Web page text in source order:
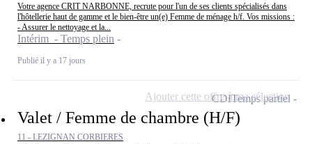
Votre agence CRIT NARBONNE, recrute pour l'un de ses clients spécialisés dans
l'hôtellerie haut de gamme et le bien-être un(e) Femme de ménage h/f. Vos missions :
- Assurer le nettoyage et la...
Intérim - Temps plein
Publié il y a 17 jours
Valet / Femme de chambre (H/F)
11 - LEZIGNAN CORBIERES
CDITemps partiel
Ajouter cette offre à ma sélection